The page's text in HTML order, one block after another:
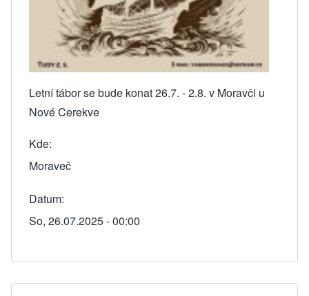
Letní tábor se bude konat 26.7. - 2.8. v Moravči u
Nové Cerekve
Kde
Moraveč
Datum
So, 26.07.2025 - 00:00